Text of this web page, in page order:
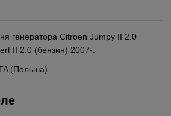
генератора Citroen Jumpy II 2.0
II 2.0 (бензин) 2007-.
(Польша)